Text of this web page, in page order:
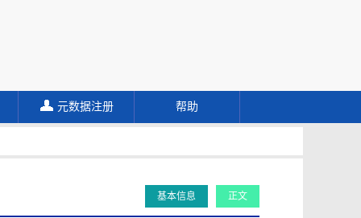
元数据注册 帮助
基本信息 正文